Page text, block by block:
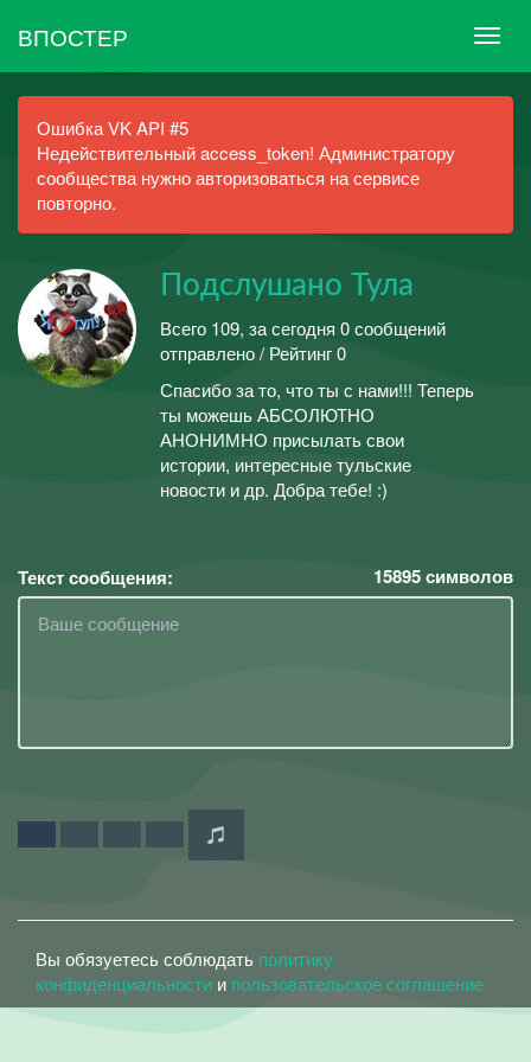
ВПОСТЕР
Ошибка VK API #5
Недействительный access_token! Администратору
сообщества нужно авторизоваться на сервисе
повторно.
Подслушано Тула
Всего 109, за сегодня 0 сообщений
отправлено / Рейтинг 0
Спасибо за то, что ты с нами!!! Теперь
ты можешь АБСОЛЮТНО
АНОНИМНО присылать свои
истории, интересные тульские
новости и др. Добра тебе! :)
Текст сообщения: 15895символов
Вы обязуетесь соблюдать политику
конфиденциальности и пользовательское соглашение